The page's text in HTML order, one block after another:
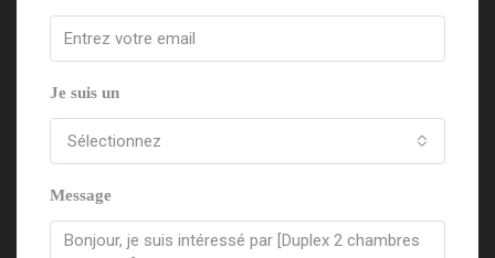
Je suis un
Sélectionnez
Message